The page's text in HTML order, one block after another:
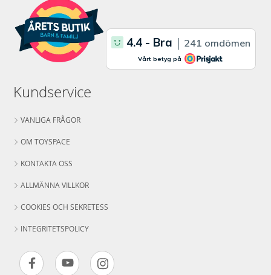
Kundservice
VANLIGA FRÅGOR
OM TOYSPACE
KONTAKTA OSS
ALLMÄNNA VILLKOR
COOKIES OCH SEKRETESS
INTEGRITETSPOLICY